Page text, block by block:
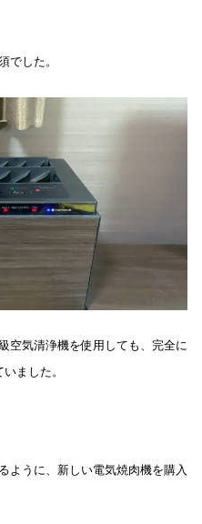
でした。
空気清浄機を使用しても、完全に
ました。
ように、新しい電気焼肉機を購入